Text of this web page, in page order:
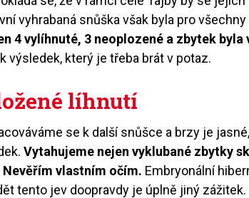
vyhrabaná snůška však byla pro
4 vylíhnuté, 3 neoplozené a zbytek
výsledek, který je třeba brát v potaz.
líhnutí
se k další snůšce a brzy je
Vytahujeme nejen vyklubané zbytky
Nevěřím vlastním očím. Embryonální
tento jev doopravdy je úplně jiný zážitek.